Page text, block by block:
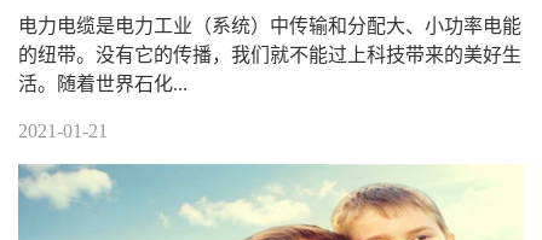
电力电缆是电力工业（系统）中传输和分配大、小功率电能
的纽带。没有它的传播，我们就不能过上科技带来的美好生
活。随着世界石化...
2021-01-21